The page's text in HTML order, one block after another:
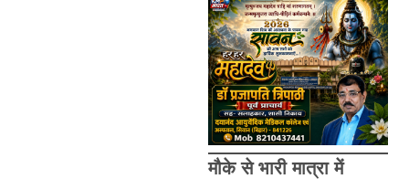
मौके से भारी मात्रा में